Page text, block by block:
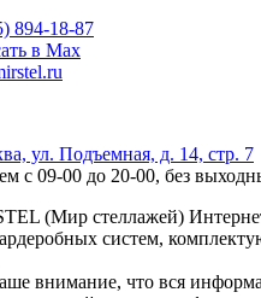
894-18-87
в Max
ул. Подъемная, д. 14, стр. 7
с 09-00 до 20-00, без
(Мир стеллажей)
систем,
внимание, что вся